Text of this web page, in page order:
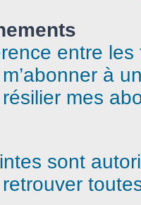
entre
à
mes
sont